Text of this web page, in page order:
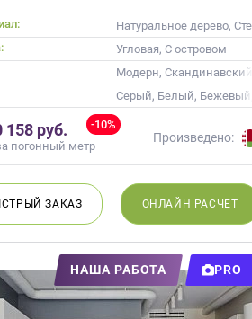
Натуральное дерево,
Угловая, С островом
Модерн,
Серый, Белый,
-10%
158 руб.
погонный метр
Произведено:
ЗАКАЗ ОНЛАЙН РАСЧЕТ
НАША РАБОТА PRO